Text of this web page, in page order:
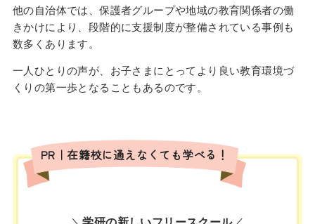
他の自治体では、保護者グループや地域の教育関係者の働
きかけにより、段階的に支援制度が整備されている事例も
数多くあります。
一人ひとりの声が、お子さまにとってより良い教育環境づ
くりの第一歩となることもあるのです。
PR｜在籍校に通えなくても学べる！